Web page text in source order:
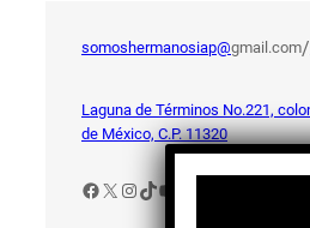
somoshermanosiap@gmail.com/
Laguna de Términos No.221,
de México, C.P. 11320
Facebook
X Instagram
TikTok
YouTube